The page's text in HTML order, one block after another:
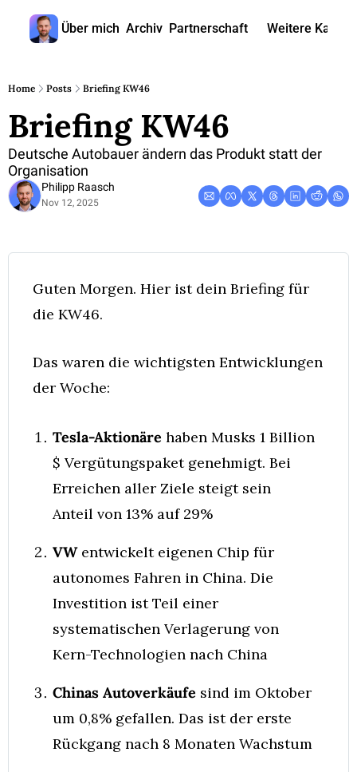
Über mich Archiv Partnerschaft Weitere Kanäle
🇬🇧
Home Posts Briefing KW46
Briefing KW46
Deutsche Autobauer ändern das Produkt statt der
Organisation
Philipp Raasch
Nov 12, 2025
Guten Morgen. Hier ist dein Briefing für
die KW46.
Das waren die wichtigsten Entwicklungen
der Woche:
Tesla-Aktionäre haben Musks 1 Billion
$ Vergütungspaket genehmigt. Bei
Erreichen aller Ziele steigt sein
Anteil von 13% auf 29%
VW entwickelt eigenen Chip für
autonomes Fahren in China. Die
Investition ist Teil einer
systematischen Verlagerung von
Kern-Technologien nach China
Chinas Autoverkäufe sind im Oktober
um 0,8% gefallen. Das ist der erste
Rückgang nach 8 Monaten Wachstum